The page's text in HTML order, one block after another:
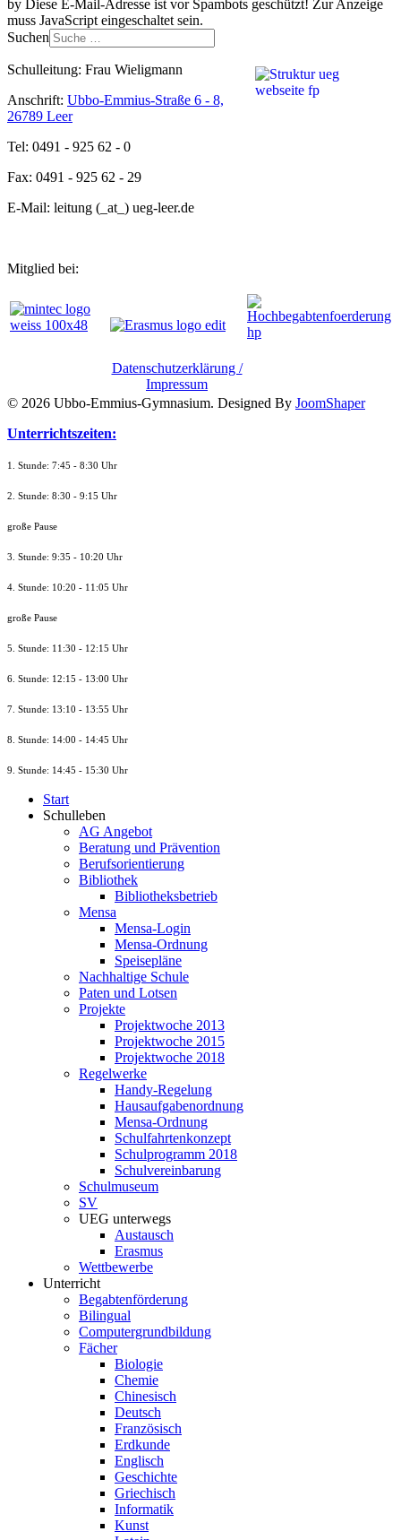
by
Diese E-Mail-Adresse ist vor Spambots geschützt! Zur Anzeige
muss JavaScript eingeschaltet sein.
Suchen
Schulleitung: Frau Wieligmann
Anschrift: Ubbo-Emmius-Straße 6 - 8,
26789 Leer
Tel: 0491 - 925 62 - 0
Fax: 0491 - 925 62 - 29
E-Mail: leitung (_at_) ueg-leer.de
Mitglied bei:
Datenschutzerklärung /
Impressum
© 2026 Ubbo-Emmius-Gymnasium. Designed By JoomShaper
Unterrichtszeiten:
1. Stunde: 7:45 - 8:30 Uhr
2. Stunde: 8:30 - 9:15 Uhr
große Pause
3. Stunde: 9:35 - 10:20 Uhr
4. Stunde: 10:20 - 11:05 Uhr
große Pause
5. Stunde: 11:30 - 12:15 Uhr
6. Stunde: 12:15 - 13:00 Uhr
7. Stunde: 13:10 - 13:55 Uhr
8. Stunde: 14:00 - 14:45 Uhr
9. Stunde: 14:45 - 15:30 Uhr
Start
Schulleben
AG Angebot
Beratung und Prävention
Berufsorientierung
Bibliothek
Bibliotheksbetrieb
Mensa
Mensa-Login
Mensa-Ordnung
Speisepläne
Nachhaltige Schule
Paten und Lotsen
Projekte
Projektwoche 2013
Projektwoche 2015
Projektwoche 2018
Regelwerke
Handy-Regelung
Hausaufgabenordnung
Mensa-Ordnung
Schulfahrtenkonzept
Schulprogramm 2018
Schulvereinbarung
Schulmuseum
SV
UEG unterwegs
Austausch
Erasmus
Wettbewerbe
Unterricht
Begabtenförderung
Bilingual
Computergrundbildung
Fächer
Biologie
Chemie
Chinesisch
Deutsch
Französisch
Erdkunde
Englisch
Geschichte
Griechisch
Informatik
Kunst